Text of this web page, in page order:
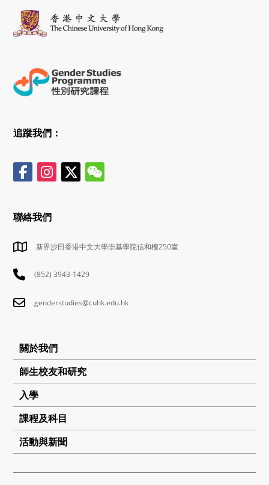
追蹤我們：
聯絡我們
新界沙田香港中文大學崇基學院信和樓250室
(852) 3943-1429
genderstudies@cuhk.edu.hk
關於我們
師生校友和研究
入學
課程及科目
活動與新聞